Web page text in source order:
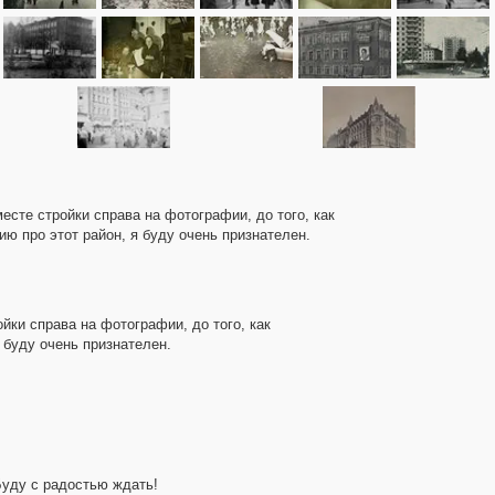
стройки справа на фотографии, до того, как
этот район, я буду очень признателен.
справа на фотографии, до того, как
очень признателен.
с радостью ждать!